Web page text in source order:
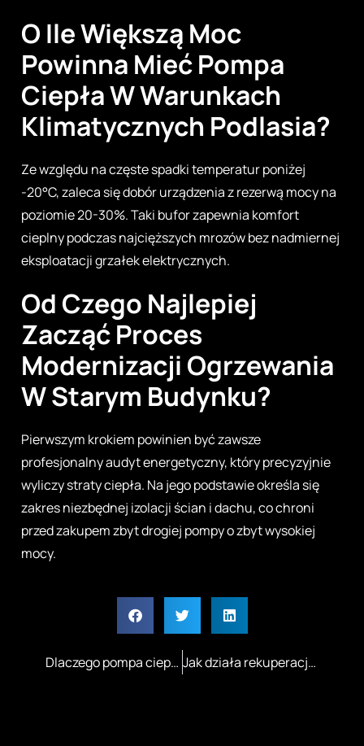
O Ile Większą Moc
Powinna Mieć Pompa
Ciepła W Warunkach
Klimatycznych Podlasia?
Ze względu na częste spadki temperatur poniżej
-20°C, zaleca się dobór urządzenia z rezerwą mocy na
poziomie 20-30%. Taki bufor zapewnia komfort
cieplny podczas najcięższych mrozów bez nadmiernej
eksploatacji grzałek elektrycznych.
Od Czego Najlepiej
Zacząć Proces
Modernizacji Ogrzewania
W Starym Budynku?
Pierwszym krokiem powinien być zawsze
profesjonalny audyt energetyczny, który precyzyjnie
wyliczy straty ciepła. Na jego podstawie określa się
zakres niezbędnej izolacji ścian i dachu, co chroni
przed zakupem zbyt drogiej pompy o zbyt wysokiej
mocy.
Dlaczego pompa ciepła LG Therma V zyskuje popularność w nowoczesnych instalacjach grzewczych? Jak działa rekuperacja w domu jednorodzinnym z płaskimi kanałami i sterowaniem aplikacją